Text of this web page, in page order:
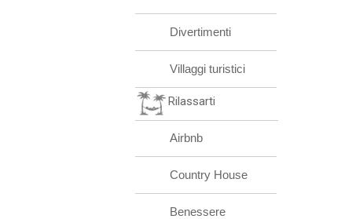
Divertimenti
Villaggi turistici
Rilassarti
Airbnb
Country House
Benessere